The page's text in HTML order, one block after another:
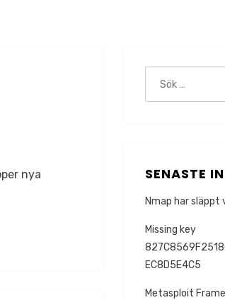
nya
SENASTE
Nmap har släppt
Missing key
EC8D5E4C5
Metasploit